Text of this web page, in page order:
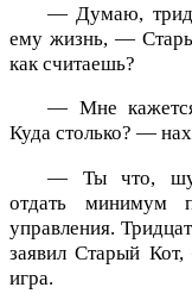
— Думаю,
ему жизнь, —
как считаешь?
— Мне
Куда столько? —
— Ты что,
отдать минимум
управления.
заявил Старый
игра.